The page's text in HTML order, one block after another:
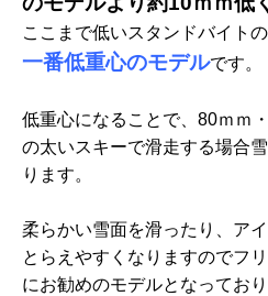
ここまで低いスタンドバイト
一番低重心のモデルです。
低重心になることで、80ｍｍ
の太いスキーで滑走する場合
ります。
柔らかい雪面を滑ったり、ア
とらえやすくなりますのでフ
にお勧めのモデルとなっており